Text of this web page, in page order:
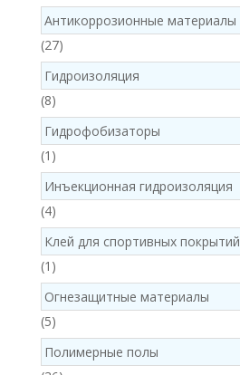
product
Антикоррозионные материалы
2727
products
Гидроизоляция
88
products
Гидрофобизаторы
1 1
product
Инъекционная гидроизоляция
44
products
Клей для спортивных покрытий
1 1
product
Огнезащитные материалы
55
products
Полимерные полы